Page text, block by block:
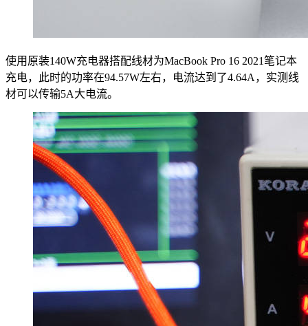
使用原装140W充电器搭配线材为MacBook Pro 16 2021笔记本
充电，此时的功率在94.57W左右，电流达到了4.64A，实测线
材可以传输5A大电流。